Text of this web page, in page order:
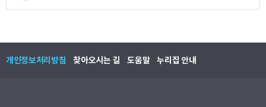
개인정보처리방침 찾아오시는 길 도움말 누리집 안내